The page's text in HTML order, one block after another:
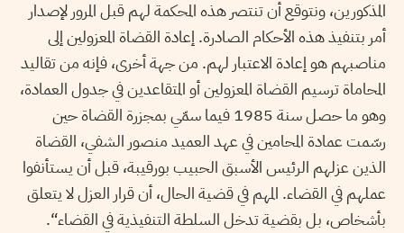
المذكورين، ونتوقع أن تنتصر هذه المحكمة لهم قبل المرور لإصدار
أمر بتنفيذ هذه الأحكام الصادرة. إعادة القضاة المعزولين إلى
مناصبهم هو إعادة الاعتبار لهم. من جهة أخرى، فإنه من تقاليد
المحاماة ترسيم القضاة المعزولين أو المتقاعدين في جدول العمادة،
وهو ما حصل سنة 1985 فيما سمّي بمجزرة القضاة حين
رسّمت عمادة المحامين في عهد العميد منصور الشفي، القضاة
الذين عزلهم الرئيس الأسبق الحبيب بورقيبة، قبل أن يستأنفوا
عملهم في القضاء. المهم في قضية الحال، أن قرار العزل لا يتعلق
بأشخاص، بل بقضية تدخل السلطة التنفيذية في القضاء“.